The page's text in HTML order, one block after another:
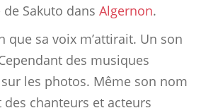
de Sakuto dans Algernon.
que sa voix m’attirait. Un son
des musiques
les photos. Même son nom
chanteurs et acteurs